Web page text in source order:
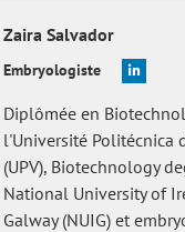
Zaira Salvador
Embryologiste
Diplômée en
l'Université Politécnica
(UPV), Biotechnology
National University of
Galway (NUIG) et